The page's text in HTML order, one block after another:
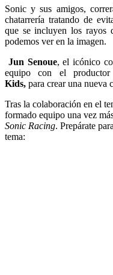
Sonic y sus amigos,
chatarrería tratando de
que se incluyen los rayos
podemos ver en la imagen.
Jun Senoue, el icónico
equipo con el
Kids, para crear una nueva
Tras la colaboración en el
formado equipo una vez
Sonic Racing. Prepárate
tema: